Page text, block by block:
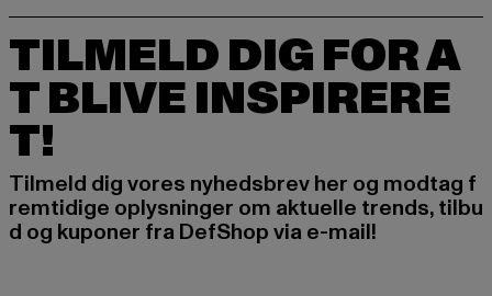
TILMELD DIG FOR A
T BLIVE INSPIRERE
T!
Tilmeld dig vores nyhedsbrev her og modtag f
remtidige oplysninger om aktuelle trends, tilbu
d og kuponer fra DefShop via e-mail!